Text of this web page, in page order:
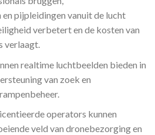
pijpleidingen vanuit de lucht
verbetert en de kosten van
verlaagt.
realtime luchtbeelden bieden in
van zoek en
operators kunnen
veld van dronebezorging en